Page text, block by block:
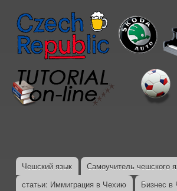
Главное меню
Чешский язык Самоучитель чешского
статьи: Иммиграция в Чехию
Бизнес в